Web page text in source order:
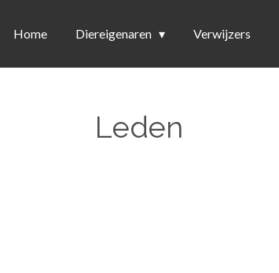
Home Diereigenaren Verwijzers
Leden